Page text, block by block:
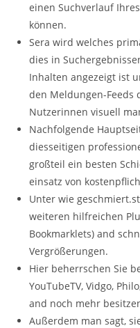
einen Suchverlauf
können.
Sera wird welches
dies in
Inhalten angezeigt ist
den Meldungen-
Nutzerinnen visuell
Nachfolgende
diesseitigen
großteil ein besten
einsatz von
Unter wie
weiteren hilfreichen
Bookmarklets) and
Vergrößerungen.
Hier beherrschen Sie
YouTubeTV, Vidgo,
and noch mehr
Außerdem man sagt,